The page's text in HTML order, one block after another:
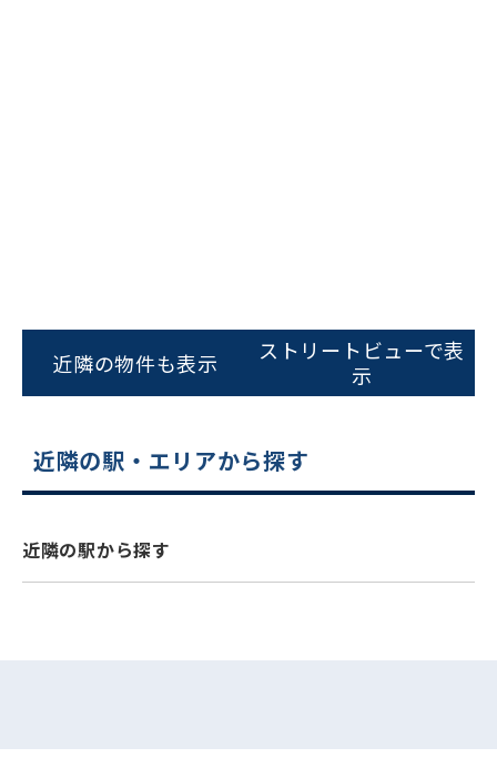
0120-620-213
近隣の物件も表示
ストリートビューで表
示
近隣の駅・エリアから探す
近隣の駅から探す